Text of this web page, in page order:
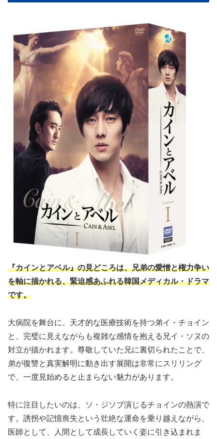
『カインとアベル』の見どころは、兄弟の愛憎と権力争い
を軸に描かれる、緊迫感あふれる韓国メディカル・ドラマ
です。
大病院を舞台に、天才的な医療技術を持つ弟イ・チョイン
と、完璧に見えながらも複雑な感情を抱える兄イ・ソヌの
対立が描かれます。尊敬していた兄に裏切られたことで、
弟が復讐と真実解明に動き出す展開は非常にスリリング
で、一度見始めると止まらない魅力があります。
特に注目したいのは、ソ・ジソブ演じるチョインの熱演で
す。誘拐や記憶喪失という壮絶な運命を乗り越えながら、
医師として、人間として成長していく姿に引き込まれま